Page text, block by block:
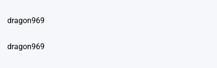
dragon969
dragon969